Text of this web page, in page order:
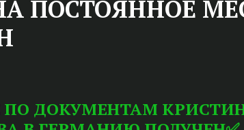
ПОСТОЯННОЕ
ДОКУМЕНТАМ